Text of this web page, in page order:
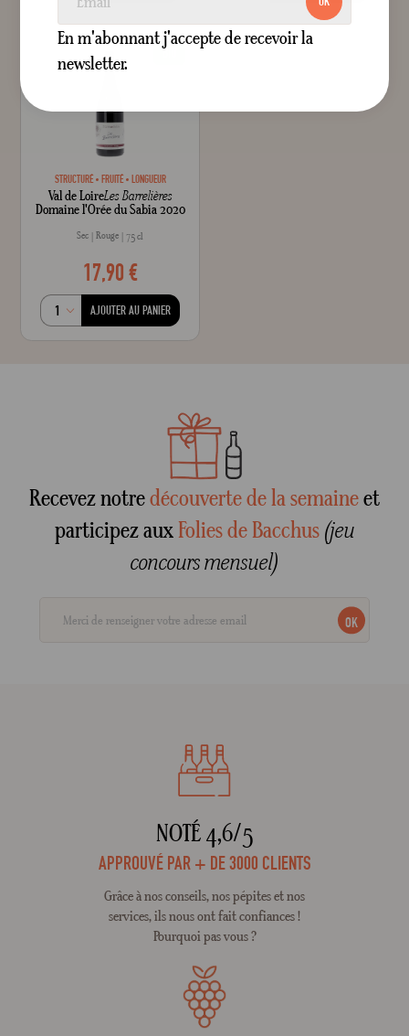
BIO
STRUCTURÉ FRUITÉ LONGUEUR
Val de LoireLes Barrelières
Domaine l'Orée du Sabia 2020
Sec Rouge 75 cl
17,90 €
AJOUTER AU PANIER
Recevez notredécouverte de la semaineet
participez auxFolies de Bacchus (jeu
concours mensuel)
OK
NOTÉ 4,6/5
APPROUVÉ PAR + DE 3000 CLIENTS
Grâce à nos conseils, nos pépites et nos
services, ils nous ont fait confiances !
Pourquoi pas vous ?
En m'abonnant j'accepte de recevoir la
newsletter.